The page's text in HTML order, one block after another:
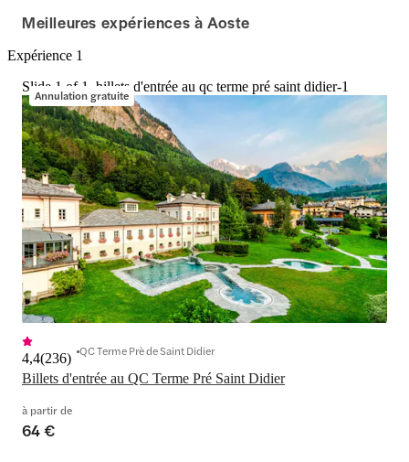
Meilleures expériences à Aoste
Expérience 1
Annulation gratuite
Slide 1 of 1, billets d'entrée au qc terme pré saint didier-1
Billets d'entrée au QC Terme Pré Saint Didier
4,4(236) QC Terme Prè de Saint Didier
à partir de
64 €